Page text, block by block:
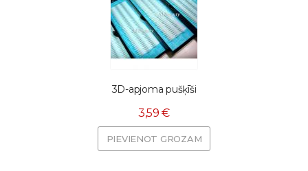
3D-apjoma pušķīši
3,59 €
PIEVIENOT GROZAM